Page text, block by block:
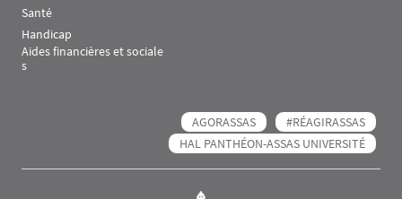
Santé
Handicap
Aides financières et sociale
s
AGORASSAS
#RÉAGIRASSAS
HAL PANTHÉON-ASSAS UNIVERSITÉ